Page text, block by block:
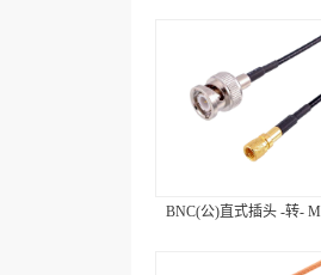
BNC(公)直式插头 -转- M